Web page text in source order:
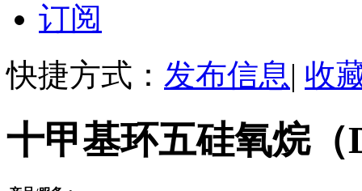
订阅
快捷方式： 发布信息| 收
十甲基环五硅氧烷（